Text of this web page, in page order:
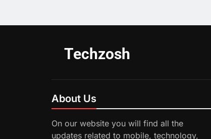
Techzosh
About Us
On our website you will find all the
updates related to mobile, technology,